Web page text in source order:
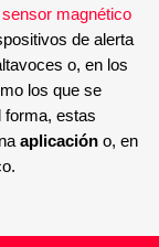
sensor magnético
de alerta
o, en los
los que se
forma, estas
aplicación o, en